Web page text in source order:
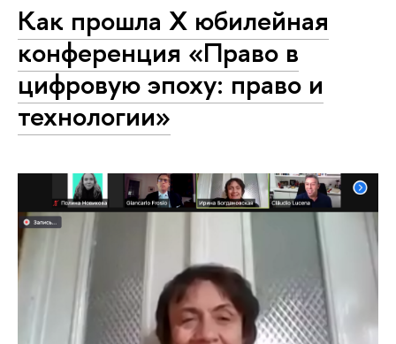
Как прошла X юбилейная
конференция «Право в
цифровую эпоху: право и
технологии»